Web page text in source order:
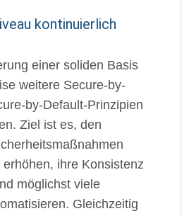
kontinuierlich
einer soliden Basis
weitere Secure-by-
by-Default-Prinzipien
Ziel ist es, den
ihre Konsistenz
möglichst viele
Gleichzeitig